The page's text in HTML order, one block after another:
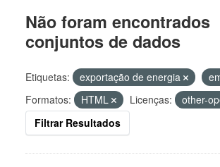
Não foram encontrados
conjuntos de dados
Etiquetas: exportação de energia
Formatos:
HTML Licenças:
other-
Filtrar Resultados